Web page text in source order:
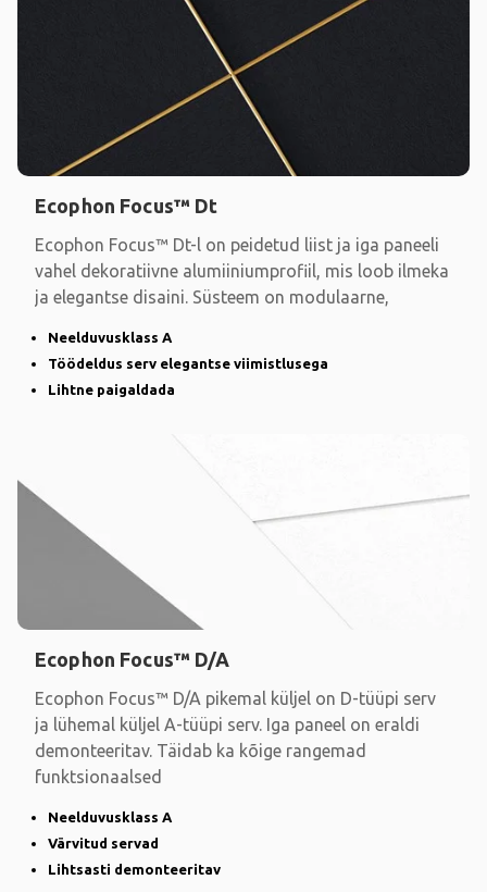
Ecophon Focus™ Dt
Ecophon Focus™ Dt-l on peidetud liist ja iga paneeli
vahel dekoratiivne alumiiniumprofiil, mis loob ilmeka
ja elegantse disaini. Süsteem on modulaarne,
Neelduvusklass A
Töödeldus serv elegantse viimistlusega
Lihtne paigaldada
Ecophon Focus™ D/A
Ecophon Focus™ D/A pikemal küljel on D-tüüpi serv
ja lühemal küljel A-tüüpi serv. Iga paneel on eraldi
demonteeritav. Täidab ka kõige rangemad
funktsionaalsed
Neelduvusklass A
Värvitud servad
Lihtsasti demonteeritav